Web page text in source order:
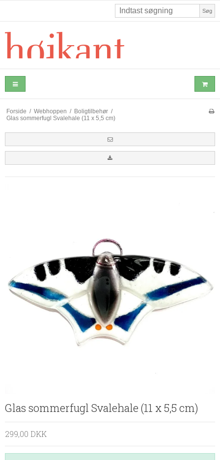
Søg
Forside / Webhoppen / Boligtilbehør /
Glas sommerfugl Svalehale (11 x 5,5 cm)
Glas sommerfugl Svalehale (11 x 5,5 cm)
299,00 DKK